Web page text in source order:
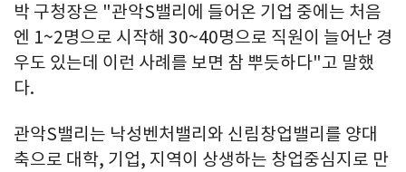
박 구청장은 "관악S밸리에 들어온 기업 중에는 처음
엔 1~2명으로 시작해 30~40명으로 직원이 늘어난 경
우도 있는데 이런 사례를 보면 참 뿌듯하다"고 말했
다.
관악S밸리는 낙성벤처밸리와 신림창업밸리를 양대
축으로 대학, 기업, 지역이 상생하는 창업중심지로 만